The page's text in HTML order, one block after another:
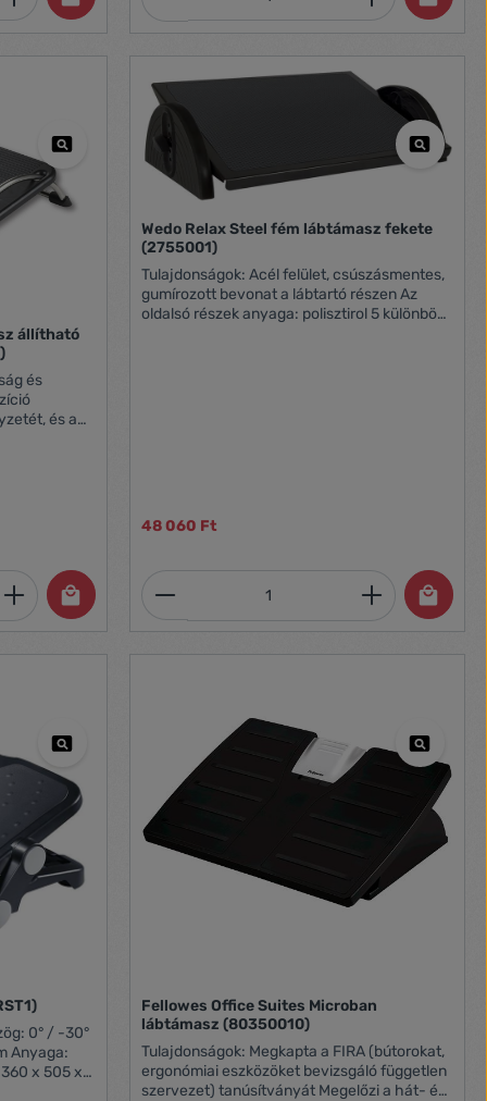
x 338 mm Tömege: 2,08 kg
vagy használja a gombokat a
állítható
Adja meg a kívánt mennyiséget, vagy
Wedo Relax Steel fém lábtámasz fekete
(2755001)
Tulajdonságok: Acél felület, csúszásmentes,
gumírozott bevonat a lábtartó részen Az
oldalsó részek anyaga: polisztirol 5 különböző
48 060 Ft
Termékmennyiség: Adja
Anyaga:
x 505 x
Fellowes Office Suites Microban
lábtámasz (80350010)
Tulajdonságok: Megkapta a FIRA (bútorokat,
ergonómiai eszközöket bevizsgáló független
szervezet) tanúsítványát Megelőzi a hát- és